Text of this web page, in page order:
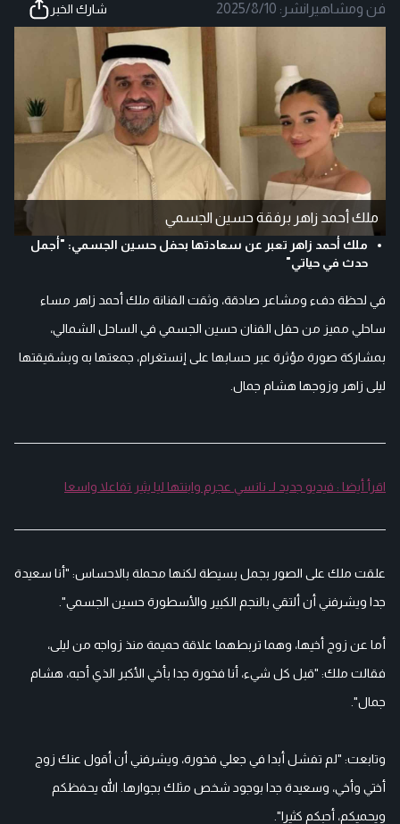
فن ومشاهير |نشر: 2025/8/10 شارك الخبر
ملك أحمد زاهر برفقة حسين الجسمي
ملك أحمد زاهر تعبر عن سعادتها بحفل حسين الجسمي: "أجمل
حدث في حياتي"
في لحظة دفء ومشاعر صادقة، وثقت الفنانة ملك أحمد زاهر مساء
ساحلي مميز من حفل الفنان حسين الجسمي في الساحل الشمالي،
بمشاركة صورة مؤثرة عبر حسابها على إنستغرام، جمعتها به وبشقيقتها
ليلى زاهر وزوجها هشام جمال.
اقرأ أيضا : فيديو جديد لـ نانسي عجرم وابنتها ليا يثير تفاعلا واسعا
علقت ملك على الصور بجمل بسيطة لكنها محملة بالاحساس: "أنا سعيدة
جدا ويشرفني أن ألتقي بالنجم الكبير والأسطورة حسين الجسمي".
أما عن زوج أخيها، وهما تربطهما علاقة حميمة منذ زواجه من ليلى،
فقالت ملك: "قبل كل شيء، أنا فخورة جدا بأخي الأكبر الذي أحبه، هشام
جمال".
وتابعت: "لم تفشل أبدا في جعلي فخورة، ويشرفني أن أقول عنك زوج
أختي وأخي، وسعيدة جدا بوجود شخص مثلك بجوارها. الله يحفظكم
ويحميكم، أحبكم كثيرا".